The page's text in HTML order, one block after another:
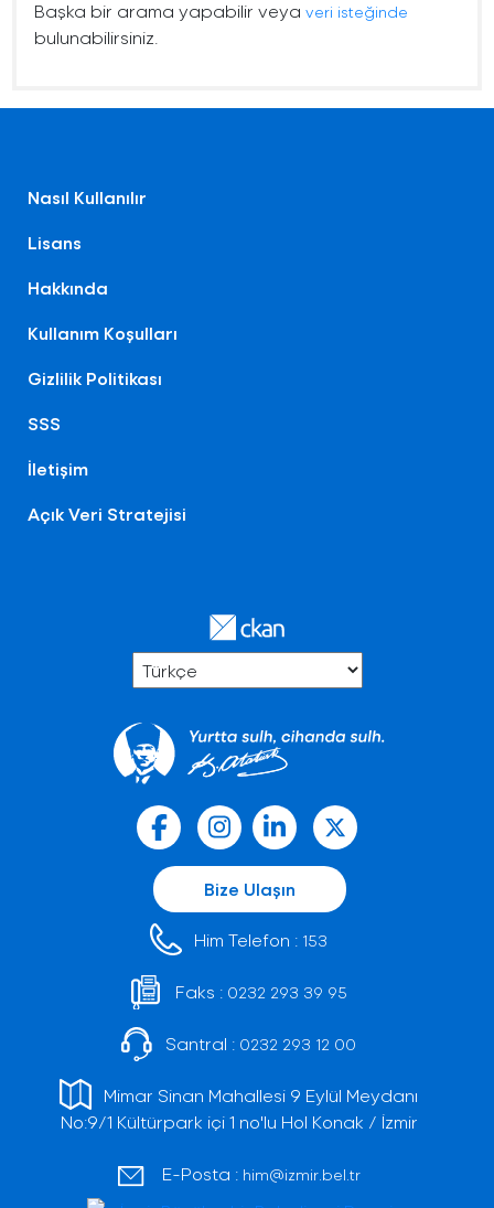
Başka bir arama yapabilir veya veri isteğinde
bulunabilirsiniz.
Nasıl Kullanılır
Lisans
Hakkında
Kullanım Koşulları
Gizlilik Politikası
SSS
İletişim
Açık Veri Stratejisi
Bize Ulaşın
Him Telefon : 153
Faks : 0232 293 39 95
Santral : 0232 293 12 00
Mimar Sinan Mahallesi 9 Eylül Meydanı
No:9/1 Kültürpark içi 1 no'lu Hol Konak / İzmir
E-Posta : him@izmir.bel.tr